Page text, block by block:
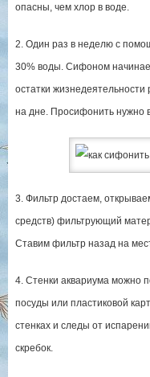
опасны, чем хлор в воде.
2. Один раз в неделю с
30% воды. Сифоном
остатки
на дне. Просифонить нужно
3. Фильтр достаем,
средств) фильтрующий
Ставим фильтр назад на
4. Стенки аквариума можно
посуды или пластиковой
стенках и следы от
скребок.